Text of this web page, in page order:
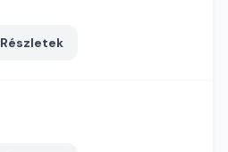
Részletek